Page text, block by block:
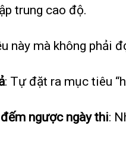
trung cao độ.
này mà không phải
: Tự đặt ra mục tiêu
ngược ngày thi: